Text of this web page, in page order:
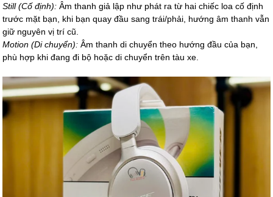
Still (Cố định): Âm thanh giả lập như phát ra từ hai chiếc loa cố định
trước mặt bạn, khi bạn quay đầu sang trái/phải, hướng âm thanh vẫn
giữ nguyên vị trí cũ.
Motion (Di chuyển): Âm thanh di chuyển theo hướng đầu của bạn,
phù hợp khi đang đi bộ hoặc di chuyển trên tàu xe.